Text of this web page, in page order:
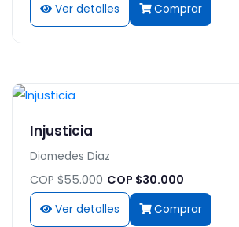
Ver detalles Comprar
Injusticia
Diomedes Diaz
COP $55.000 COP $30.000
Ver detalles Comprar